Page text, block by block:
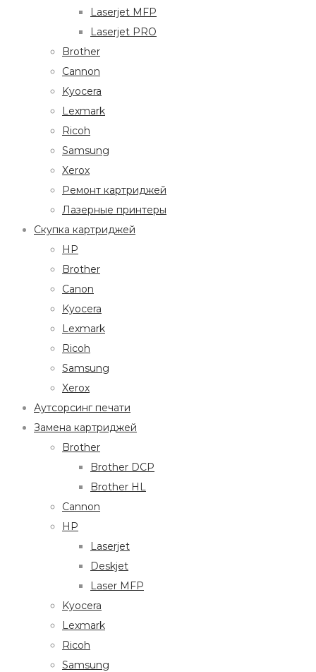
Laserjet MFP
Laserjet PRO
Brother
Cannon
Kyocera
Lexmark
Ricoh
Samsung
Xerox
Ремонт картриджей
Лазерные принтеры
Скупка картриджей
HP
Brother
Canon
Kyocera
Lexmark
Ricoh
Samsung
Xerox
Аутсорсинг печати
Замена картриджей
Brother
Brother DCP
Brother HL
Cannon
HP
Laserjet
Deskjet
Laser MFP
Kyocera
Lexmark
Ricoh
Samsung